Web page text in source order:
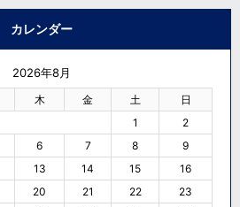
カレンダー
2026年8月
木 金 土 日
1
2
6 7 8
9
13 14 15
16
20 21 22
23